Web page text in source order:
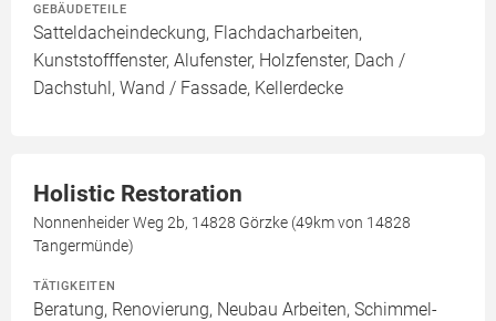
GEBÄUDETEILE
Satteldacheindeckung, Flachdacharbeiten,
Kunststofffenster, Alufenster, Holzfenster, Dach /
Dachstuhl, Wand / Fassade, Kellerdecke
Holistic Restoration
Nonnenheider Weg 2b, 14828 Görzke (49km von 14828
Tangermünde)
TÄTIGKEITEN
Beratung, Renovierung, Neubau Arbeiten, Schimmel-